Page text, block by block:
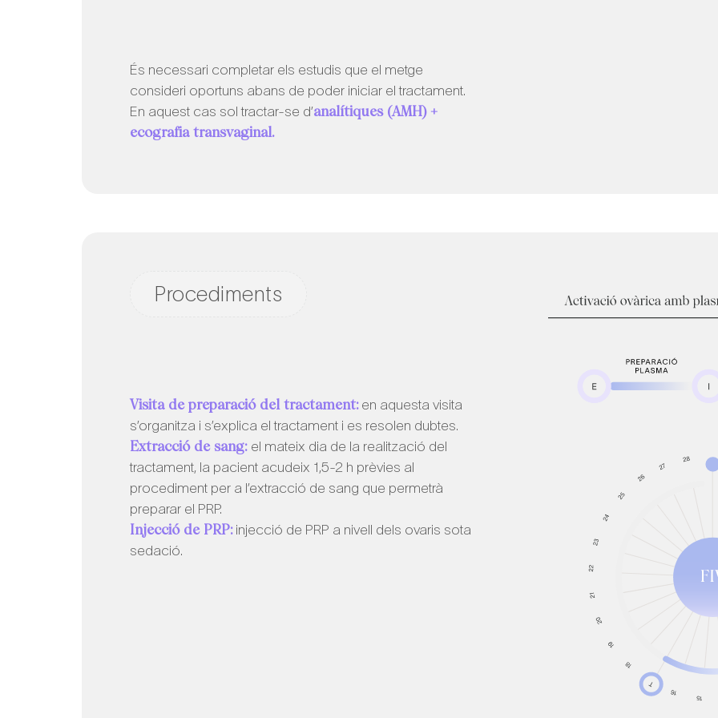
És necessari completar els estudis que el metge
consideri oportuns abans de poder iniciar el tractament.
En aquest cas sol tractar-se d’analítiques (AMH) +
ecografia transvaginal.
Procediments
Visita de preparació del tractament: en aquesta visita
s’organitza i s’explica el tractament i es resolen dubtes.
Extracció de sang: el mateix dia de la realització del
tractament, la pacient acudeix 1,5-2 h prèvies al
procediment per a l’extracció de sang que permetrà
preparar el PRP.
Injecció de PRP: injecció de PRP a nivell dels ovaris sota
sedació.